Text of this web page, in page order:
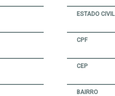
ESTADO CIVIL
CPF
CEP
BAIRRO